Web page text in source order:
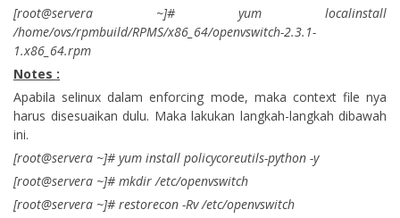
[root@servera ~]# yum localinstall
/home/ovs/rpmbuild/RPMS/x86_64/openvswitch-2.3.1-
1.x86_64.rpm
Notes :
Apabila selinux dalam enforcing mode, maka context file nya
harus disesuaikan dulu. Maka lakukan langkah-langkah dibawah
ini.
[root@servera ~]# yum install policycoreutils-python -y
[root@servera ~]# mkdir /etc/openvswitch
[root@servera ~]# restorecon -Rv /etc/openvswitch